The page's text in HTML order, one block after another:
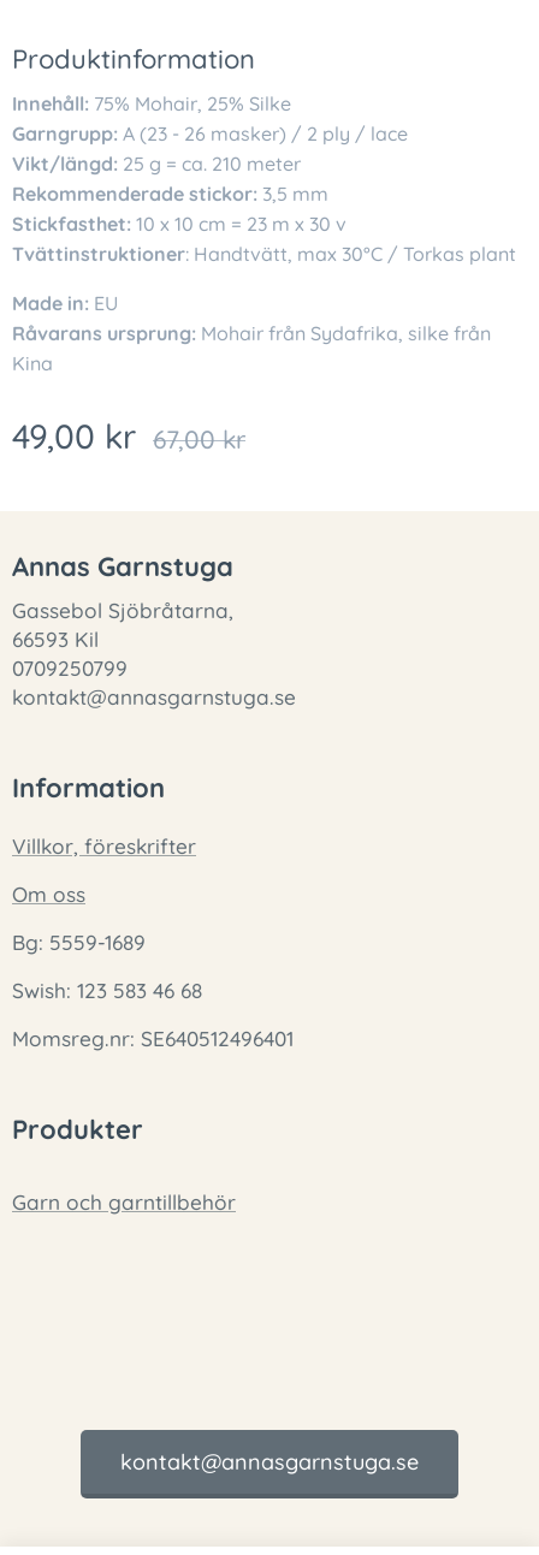
Produktinformation
Innehåll: 75% Mohair, 25% Silke
Garngrupp: A (23 - 26 masker) / 2 ply / lace
Vikt/längd: 25 g = ca. 210 meter
Rekommenderade stickor: 3,5 mm
Stickfasthet: 10 x 10 cm = 23 m x 30 v
Tvättinstruktioner: Handtvätt, max 30°C / Torkas plant
Made in: EU
Råvarans ursprung: Mohair från Sydafrika, silke från
Kina
49,00 kr 67,00kr
Annas Garnstuga
Gassebol Sjöbråtarna,
66593 Kil
0709250799
kontakt@annasgarnstuga.se
Information
Villkor, föreskrifter
Om oss
Bg: 5559-1689
Swish: 123 583 46 68
Momsreg.nr: SE640512496401
Produkter
Garn och garntillbehör
kontakt@annasgarnstuga.se